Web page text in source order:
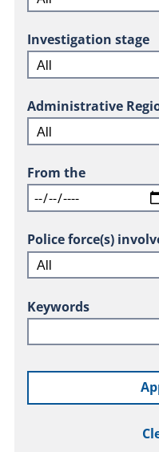
Investigation stage
Administrative
From the
Police force(s)
Keywords